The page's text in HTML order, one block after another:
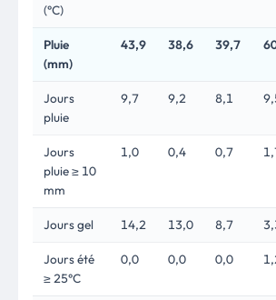
(°C)
Pluie
(mm)
43,9 38,6 39,7
Jours
pluie
9,7 9,2 8,1
Jours
pluie ≥ 10
mm
1,0 0,4 0,7
Jours gel 14,2 13,0 8,7
Jours été
≥ 25°C
0,0 0,0 0,0